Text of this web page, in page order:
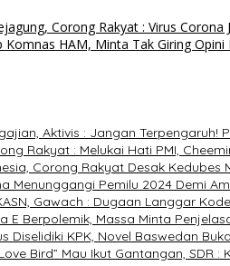
Corong Rakyat : Virus
Komnas HAM, Minta Tak Giring
Aktivis : Jangan
Rakyat : Melukai Hati PMI,
Corong Rakyat Desak Kedubes
Menunggangi Pemilu 2024 Demi
Gawach : Dugaan Langgar
E Berpolemik, Massa Minta
Diselidiki KPK, Novel Baswedan
Bird” Mau Ikut Gantangan, SDR